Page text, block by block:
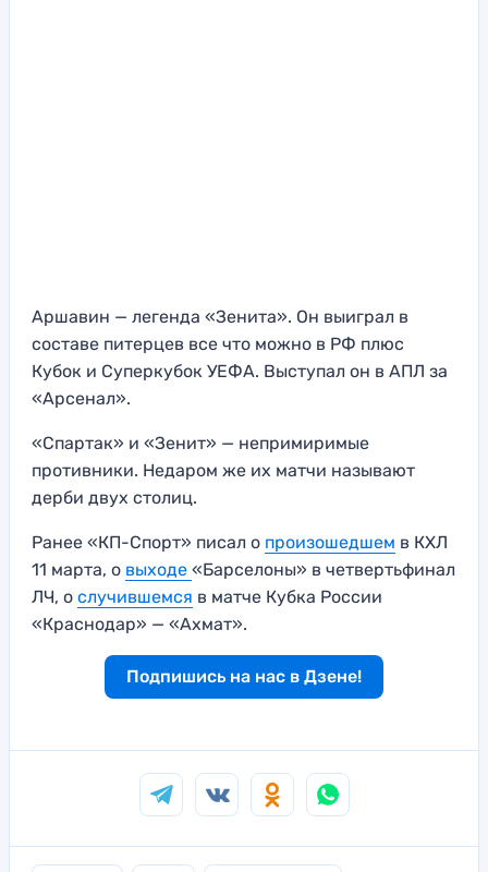
Аршавин — легенда «Зенита». Он выиграл в
составе питерцев все что можно в РФ плюс
Кубок и Суперкубок УЕФА. Выступал он в АПЛ за
«Арсенал».
«Спартак» и «Зенит» — непримиримые
противники. Недаром же их матчи называют
дерби двух столиц.
Ранее «КП-Спорт» писал о произошедшем в КХЛ
11 марта, о выходе «Барселоны» в четвертьфинал
ЛЧ, о случившемся в матче Кубка России
«Краснодар» — «Ахмат».
Подпишись на нас в Дзене!